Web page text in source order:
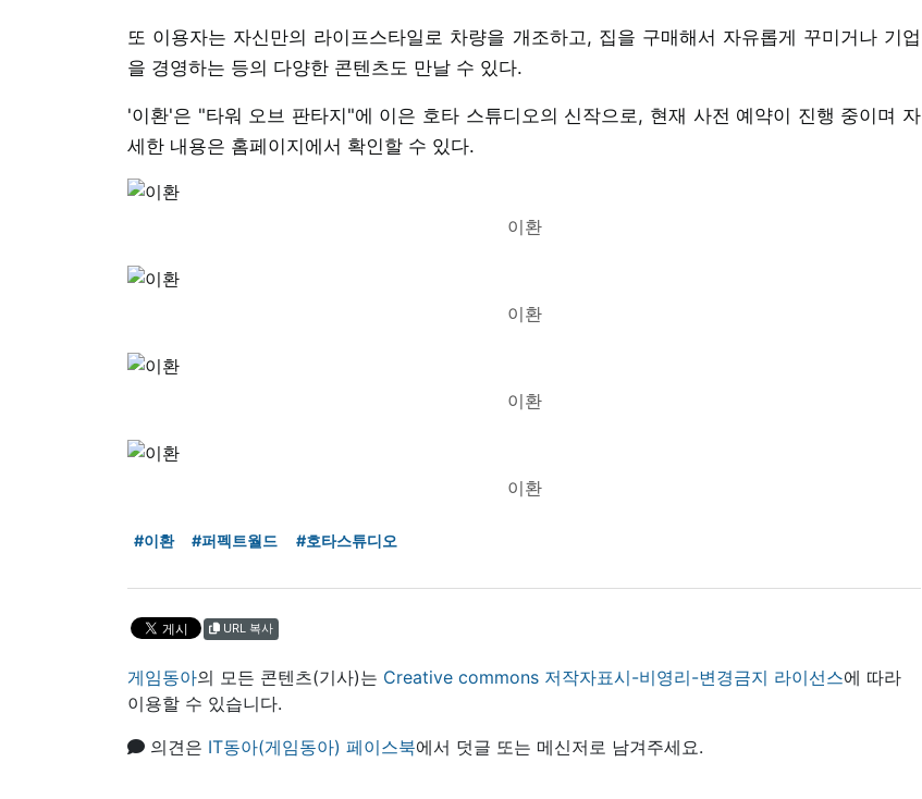
또 이용자는 자신만의 라이프스타일로 차량을 개조하고, 집을 구매해서 자유롭게 꾸미거나 기업
을 경영하는 등의 다양한 콘텐츠도 만날 수 있다.
'이환'은 "타워 오브 판타지"에 이은 호타 스튜디오의 신작으로, 현재 사전 예약이 진행 중이며 자
세한 내용은 홈페이지에서 확인할 수 있다.
이환
이환
이환
이환
#이환 #퍼펙트월드 #호타스튜디오
URL 복사
게임동아의 모든 콘텐츠(기사)는 Creative commons 저작자표시-비영리-변경금지 라이선스에 따라
이용할 수 있습니다.
의견은 IT동아(게임동아) 페이스북에서 덧글 또는 메신저로 남겨주세요.